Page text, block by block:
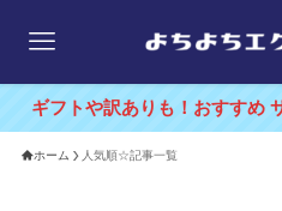
ギフトや訳ありも！おすすめ
ホーム 人気順☆記事一覧